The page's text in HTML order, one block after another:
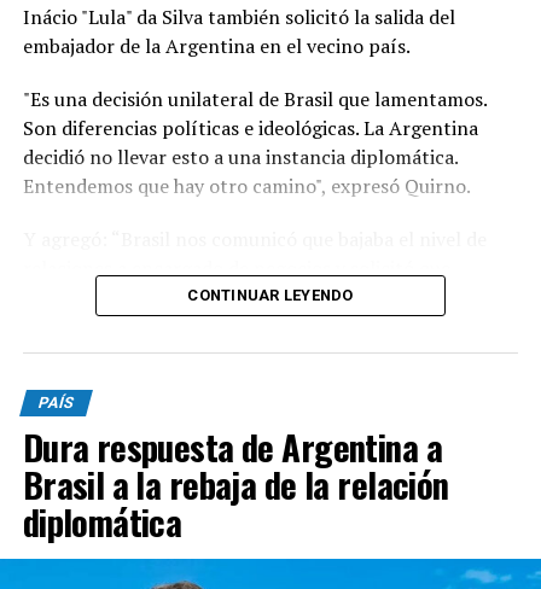
Inácio "Lula" da Silva también solicitó la salida del
embajador de la Argentina en el vecino país.
"Es una decisión unilateral de Brasil que lamentamos.
Son diferencias políticas e ideológicas. La Argentina
decidió no llevar esto a una instancia diplomática.
Entendemos que hay otro camino", expresó Quirno.
nuestro embajador en Brasilia (Daniel Raimondi) se
electorales cuando el presidente de Brasil visitó, previo
a los comicios del año pasado, a Cristina Kirchner en su
prisión domiciliaria y no hubo de nuestra parte ningún
tipo de problemas ni quejas. Son las reglas del juego",
aseveró.
A su vez, el funcionario nacional afirmó que Lula "ha
CONTINUAR LEYENDO
PAÍS
Dura respuesta de Argentina a
Brasil a la rebaja de la relación
diplomática